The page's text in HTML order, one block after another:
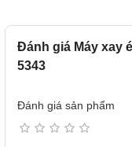
Nhiều dụng cụ đi
Đánh giá Máy xay
5343
Đánh giá sản phẩm